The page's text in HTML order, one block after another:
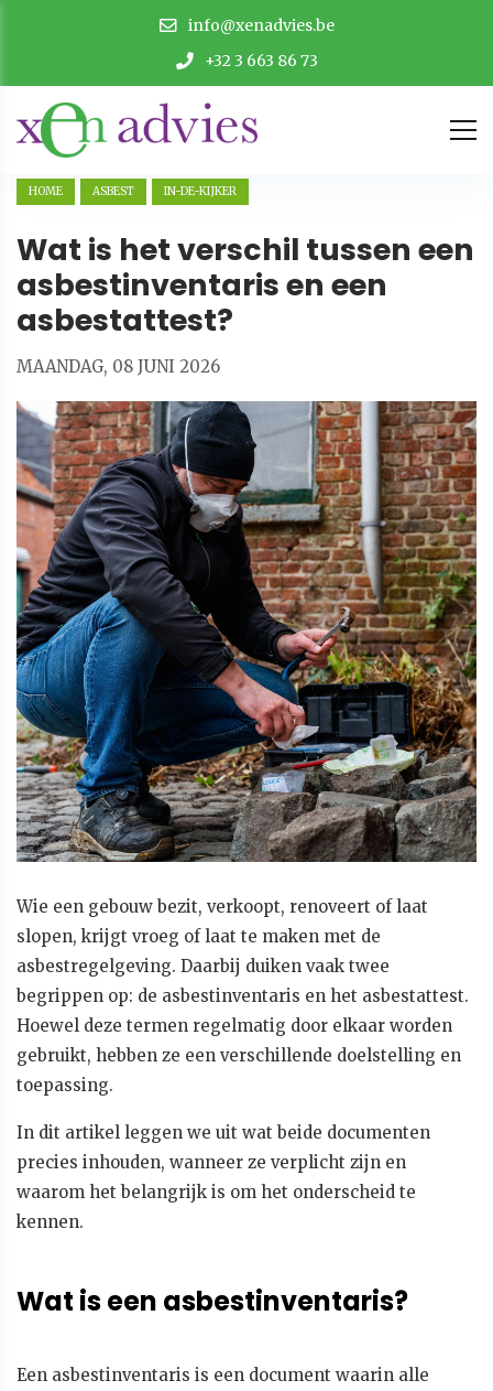
info@xenadvies.be
+32 3 663 86 73
HOME ASBEST IN-DE-KIJKER
Wat is het verschil tussen een
asbestinventaris en een
asbestattest?
MAANDAG, 08 JUNI 2026
Wie een gebouw bezit, verkoopt, renoveert of laat
slopen, krijgt vroeg of laat te maken met de
asbestregelgeving. Daarbij duiken vaak twee
begrippen op: de asbestinventaris en het asbestattest.
Hoewel deze termen regelmatig door elkaar worden
gebruikt, hebben ze een verschillende doelstelling en
toepassing.
In dit artikel leggen we uit wat beide documenten
precies inhouden, wanneer ze verplicht zijn en
waarom het belangrijk is om het onderscheid te
kennen.
Wat is een asbestinventaris?
Een asbestinventaris is een document waarin alle